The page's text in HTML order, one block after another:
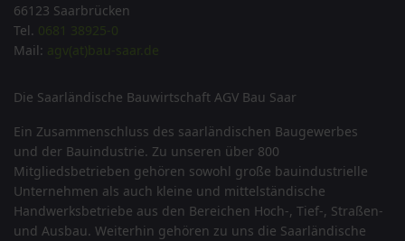
66123 Saarbrücken
Tel. 0681 38925-0
Mail: agv(at)bau-saar.de
Die Saarländische Bauwirtschaft AGV Bau Saar
Ein Zusammenschluss des saarländischen Baugewerbes
und der Bauindustrie. Zu unseren über 800
Mitgliedsbetrieben gehören sowohl große bauindustrielle
Unternehmen als auch kleine und mittelständische
Handwerksbetriebe aus den Bereichen Hoch-, Tief-, Straßen-
und Ausbau. Weiterhin gehören zu uns die Saarländische